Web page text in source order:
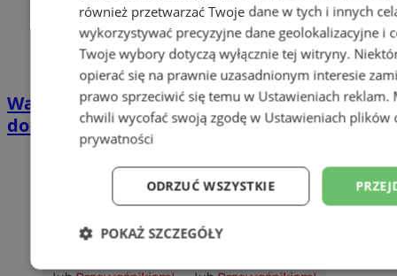
Wakacyjny wypoczynek nad Bałtykiem w
domkach Szmaragdowe Morze
również przetwarzać Twoje dane w tych i innych
wykorzystywać precyzyjne dane geolokalizacyjne i
Twoje wybory dotyczą wyłącznie tej witryny.
opierać się na prawnie uzasadnionym interesie
prawo sprzeciwić się temu w Ustawieniach reklam.
chwili wycofać swoją zgodę w Ustawieniach plików
prywatności
ODRZUĆ WSZYSTKIE
POKAŻ SZCZEGÓŁY
Niezbędne Wydajność